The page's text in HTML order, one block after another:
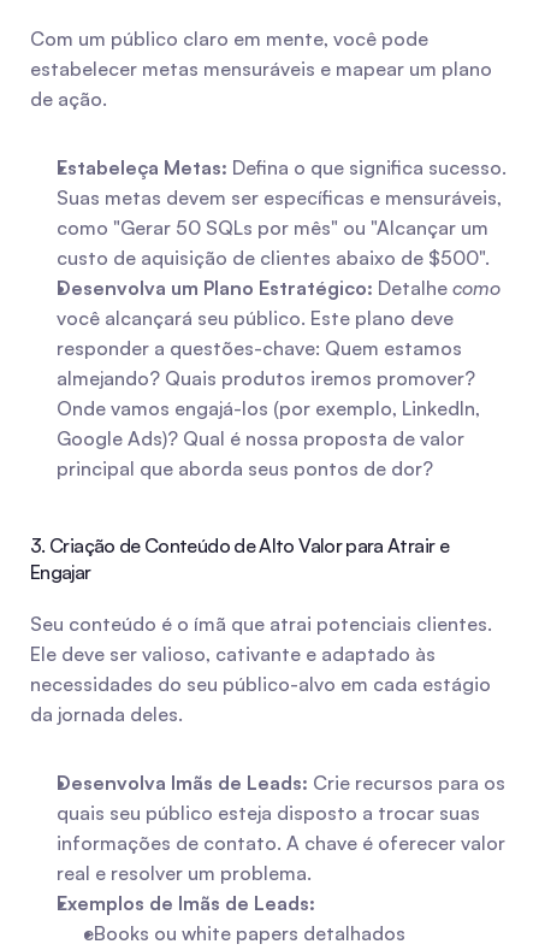
Com um público claro em mente, você pode
estabelecer metas mensuráveis e mapear um plano
de ação.
Estabeleça Metas: Defina o que significa sucesso.
Suas metas devem ser específicas e mensuráveis,
como "Gerar 50 SQLs por mês" ou "Alcançar um
custo de aquisição de clientes abaixo de $500".
Desenvolva um Plano Estratégico: Detalhe como
você alcançará seu público. Este plano deve
responder a questões-chave: Quem estamos
almejando? Quais produtos iremos promover?
Onde vamos engajá-los (por exemplo, LinkedIn,
Google Ads)? Qual é nossa proposta de valor
principal que aborda seus pontos de dor?
3. Criação de Conteúdo de Alto Valor para Atrair e
Engajar
Seu conteúdo é o ímã que atrai potenciais clientes.
Ele deve ser valioso, cativante e adaptado às
necessidades do seu público-alvo em cada estágio
da jornada deles.
Desenvolva Imãs de Leads: Crie recursos para os
quais seu público esteja disposto a trocar suas
informações de contato. A chave é oferecer valor
real e resolver um problema.
Exemplos de Imãs de Leads:
eBooks ou white papers detalhados